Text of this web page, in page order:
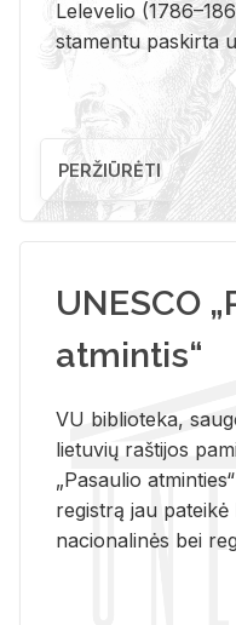
Le­le­ve­lio
sta­men­tu pa­skir­ta
PERŽIŪRĖTI
UNESCO
atmintis“
VU biblioteka,
lietuvių raštijos
„Pasaulio
registrą jau pateikė
nacionalinės bei